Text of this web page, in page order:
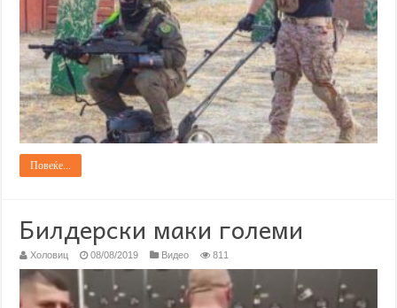
Повеќе...
Билдерски маки големи
Холовиц 08/08/2019 Видео 811